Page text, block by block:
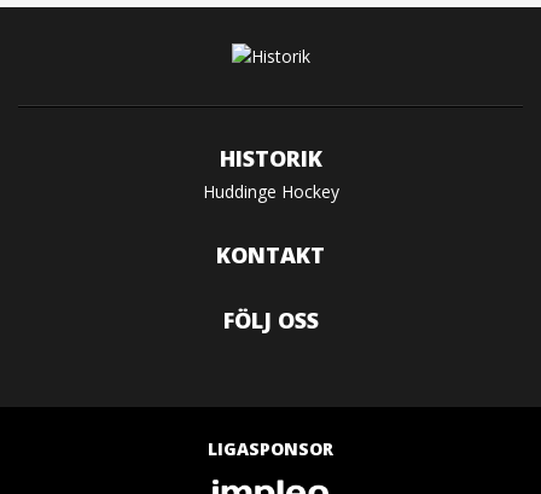
HISTORIK
Huddinge Hockey
KONTAKT
FÖLJ OSS
LIGASPONSOR